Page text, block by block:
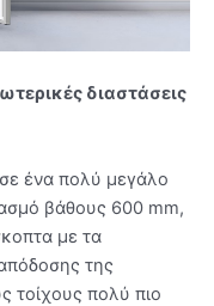
διαστάσεις
ένα πολύ μεγάλο
βάθους 600 mm,
με τα
της
τοίχους πολύ πιο